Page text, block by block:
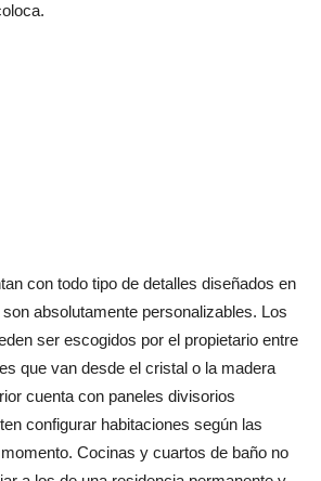
con todo tipo de detalles diseñados en
absolutamente personalizables. Los
ser escogidos por el propietario entre
que van desde el cristal o la madera
cuenta con paneles divisorios
configurar habitaciones según las
Cocinas y cuartos de baño no